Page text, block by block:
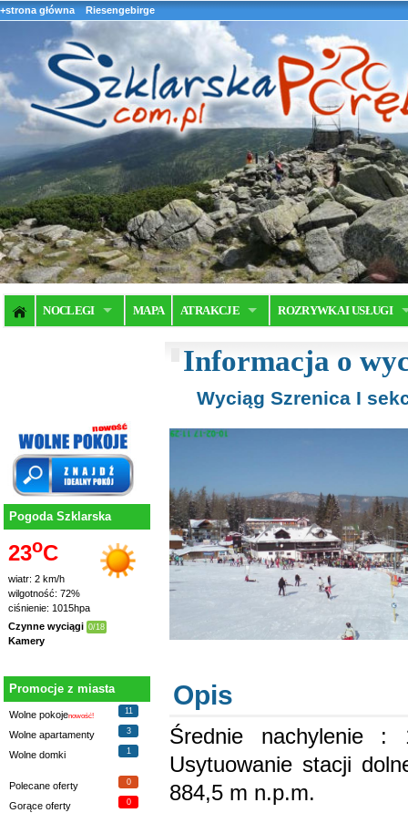
+strona główna Riesengebirge
NOCLEGI MAPA ATRAKCJE ROZRYWKA I USŁUGI
Pogoda Szklarska
23oC
wiatr: 2 km/h
wilgotność: 72%
ciśnienie: 1015hpa
Czynne wyciągi 0/18
Kamery
Promocje z miasta
Wolne pokojenowość!
11
Wolne apartamenty 3
Wolne domki 1
Polecane oferty 0
Gorące oferty 0
Informacja o
Wyciąg Szrenica I
Opis
Średnie nachylenie
Usytuowanie stacji
884,5 m n.p.m.